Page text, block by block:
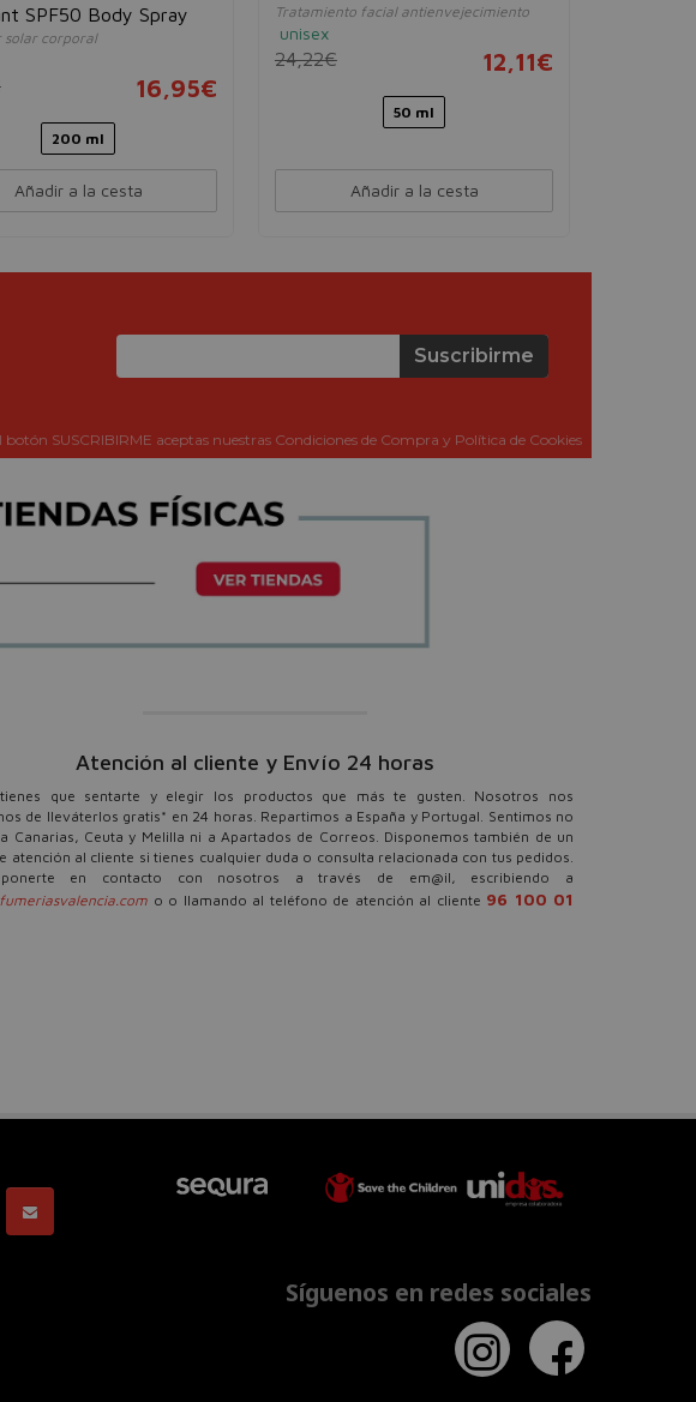
SPF50 Body Spray
solar corporal
16,95€
200 ml
Añadir a la cesta
Tratamiento facial antienvejecimiento
unisex
24,22€ 12,11€
50 ml
Añadir a la cesta
Suscribirme
botón SUSCRIBIRME aceptas nuestras Condiciones de Compra y Política de Cookies
Atención al cliente y Envío 24 horas
que sentarte y elegir los productos que más te gusten. Nosotros nos
de lleváterlos gratis* en 24 horas. Repartimos a España y Portugal. Sentimos no
Canarias, Ceuta y Melilla ni a Apartados de Correos. Disponemos también de un
atención al cliente si tienes cualquier duda o consulta relacionada con tus pedidos.
en contacto con nosotros a través de em@il, escribiendo a
o o llamando al teléfono de atención al cliente 96 100 01
Síguenos en redes sociales